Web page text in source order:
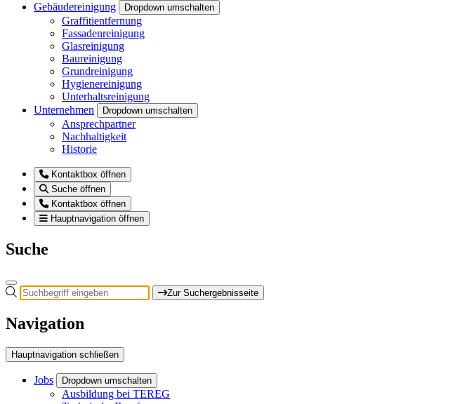
Gebäudereinigung
Dropdown umschalten
Graffitientfernung
Fassadenreinigung
Glasreinigung
Baureinigung
Grundreinigung
Hygienereinigung
Unterhaltsreinigung
Unternehmen
Dropdown umschalten
Ansprechpartner
Nachhaltigkeit
Historie
Kontaktbox öffnen
Suche öffnen
Kontaktbox öffnen
Hauptnavigation öffnen
Suche
Zur Suchergebnisseite
Navigation
Hauptnavigation schließen
Jobs Dropdown umschalten
Ausbildung bei TEREG